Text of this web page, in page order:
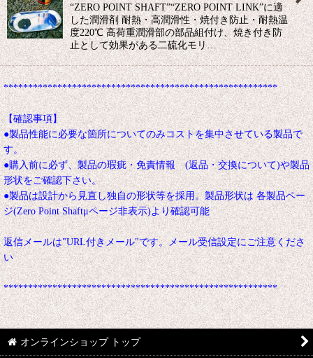
“ZERO POINT SHAFT”“ZERO POINT LINK”に適
した潤滑剤 耐熱・高潤滑性・焼付き防止・耐熱温
度220℃ 高荷重潤滑部の部品組付け、焼き付き防
止として効果がある二硫化モリ…
********************************************************
【確認事項】
●製品性能に必要な箇所についてのみコストを集中させている製品で
す。
●購入前に必ず、製品の瑕疵・免責情報 (返品・交換について)や製品
形状をご確認下さい。
●製品は設計から見直し独自の形状等を採用。製品形状は 各製品ペー
ジ(Zero Point Shaftμページ非表示)より確認可能
返信メールは"URL付きメール"です。メール受信設定にご注意くださ
い
********************************************************
オンラインショップ トップ